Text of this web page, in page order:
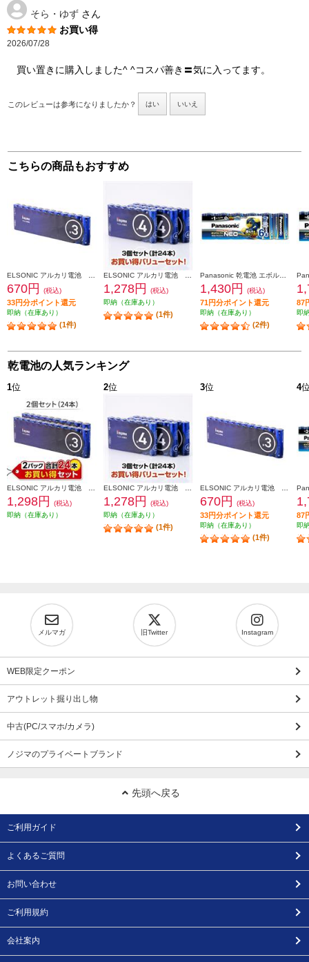
そら・ゆず さん
お買い得
2026/07/28
買い置きに購入しました^ ^コスパ善き〓気に入ってます。
このレビューは参考になりましたか？ はい いいえ
こちらの商品もおすすめ
670円 (税込)
33円分ポイント還元
即納（在庫あり）
(1件)
1,278円
(税込)
即納（在庫あり）
(1件)
1,430円 (税込)
71円分ポイント還元
即納（在庫あり）
(2件)
87
即
乾電池の人気ランキング
1位
1,298円
(税込)
即納（在庫あり）
2位
1,278円
(税込)
即納（在庫あり）
(1件)
3位
670円 (税込)
33円分ポイント還元
即納（在庫あり）
(1件)
4
87
即
メルマガ 旧Twitter Instagram
WEB限定クーポン
アウトレット掘り出し物
中古(PC/スマホ/カメラ)
ノジマのプライベートブランド
先頭へ戻る
ご利用ガイド
よくあるご質問
お問い合わせ
ご利用規約
会社案内